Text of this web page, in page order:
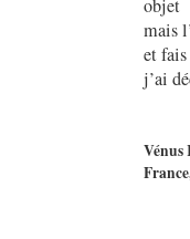
objet
mais
et
j’ai